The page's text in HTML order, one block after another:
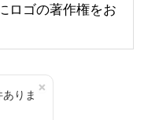
ロゴの著作権をお
×
ありま